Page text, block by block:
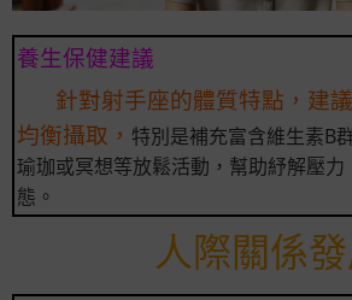
養生保健建議
針對射手座的體質特點，建
均衡攝取， 特別是補充富含維生素B
瑜珈或冥想等放鬆活動，幫助紓解壓
態。
人際關係